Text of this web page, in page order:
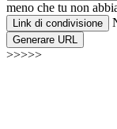
meno che tu non
Link di condivisione
Generare URL
>>>>>